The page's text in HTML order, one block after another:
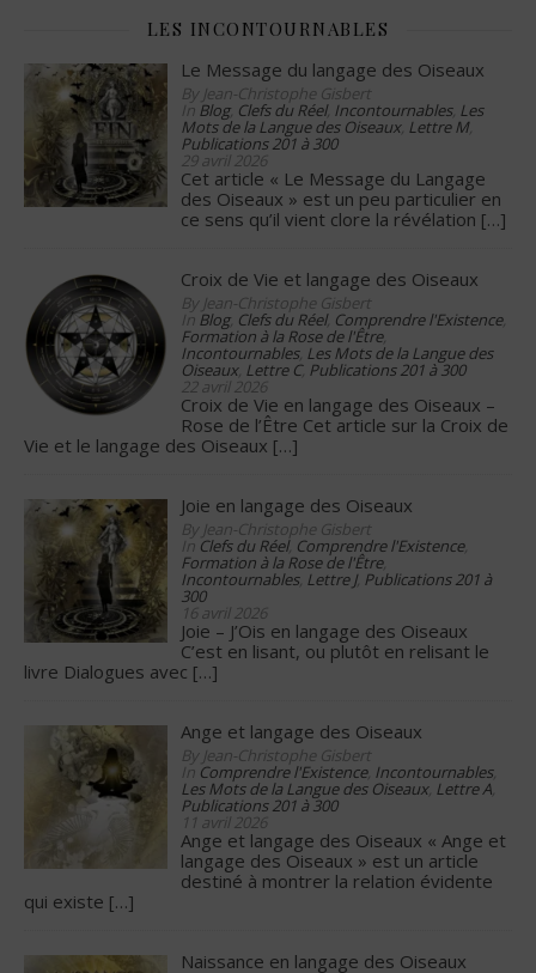
LES INCONTOURNABLES
Le Message du langage des Oiseaux
By Jean-Christophe Gisbert
In Blog, Clefs du Réel, Incontournables, Les
Mots de la Langue des Oiseaux, Lettre M,
Publications 201 à 300
29 avril 2026
Cet article « Le Message du Langage
des Oiseaux » est un peu particulier en
ce sens qu’il vient clore la révélation […]
Croix de Vie et langage des Oiseaux
By Jean-Christophe Gisbert
In Blog, Clefs du Réel, Comprendre l'Existence,
Formation à la Rose de l'Être,
Incontournables, Les Mots de la Langue des
Oiseaux, Lettre C, Publications 201 à 300
22 avril 2026
Croix de Vie en langage des Oiseaux –
Rose de l’Être Cet article sur la Croix de
Vie et le langage des Oiseaux […]
Joie en langage des Oiseaux
By Jean-Christophe Gisbert
In Clefs du Réel, Comprendre l'Existence,
Formation à la Rose de l'Être,
Incontournables, Lettre J, Publications 201 à
300
16 avril 2026
Joie – J’Ois en langage des Oiseaux
C’est en lisant, ou plutôt en relisant le
livre Dialogues avec […]
Ange et langage des Oiseaux
By Jean-Christophe Gisbert
In Comprendre l'Existence, Incontournables,
Les Mots de la Langue des Oiseaux, Lettre A,
Publications 201 à 300
11 avril 2026
Ange et langage des Oiseaux « Ange et
langage des Oiseaux » est un article
destiné à montrer la relation évidente
qui existe […]
Naissance en langage des Oiseaux